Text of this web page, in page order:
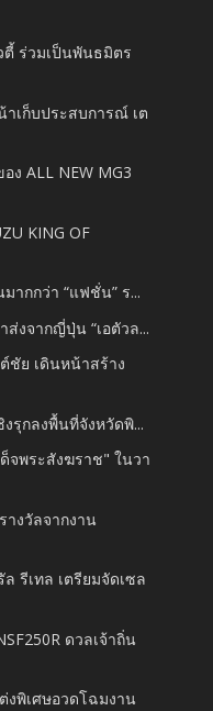
ร่วมเป็นพันธมิตร
าเก็บประสบการณ์ เต
ง ALL NEW MG3
KING OF
ากกว่า “แฟชั่น” ร...
งจากญี่ปุ่น “เอตัวล...
ชัย เดินหน้าสร้าง
รุกลงพื้นที่จังหวัดพิ...
จพระสังฆราช" ในวา
างวัลจากงาน
รีเทล เตรียมจัดเซล
ดวลเจ้าถิ่น
งพิเศษอวดโฉมงาน